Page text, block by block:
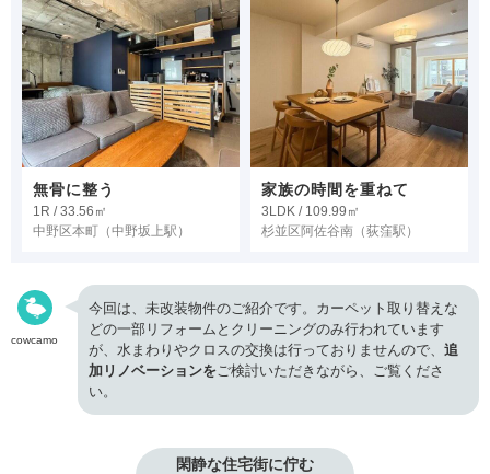
無骨に整う
1R / 33.56㎡
中野区本町 （中野坂上駅）
家族の時間を重ねて
3LDK / 109.99㎡
杉並区阿佐谷南 （荻窪駅）
cowcamo
今回は、未改装物件のご紹介です。カーペット取り替えな
どの一部リフォームとクリーニングのみ行われています
が、水まわりやクロスの交換は行っておりませんので、 追
加リノベーションをご検討いただきながら、ご覧くださ
い。
閑静な住宅街に佇む